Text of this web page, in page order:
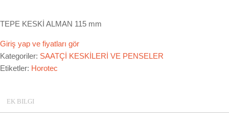
TEPE KESKİ ALMAN 115 mm
Giriş yap ve fiyatları gör
Kategoriler: SAATÇİ KESKİLERİ VE PENSELER
Etiketler: Horotec
EK BILGI